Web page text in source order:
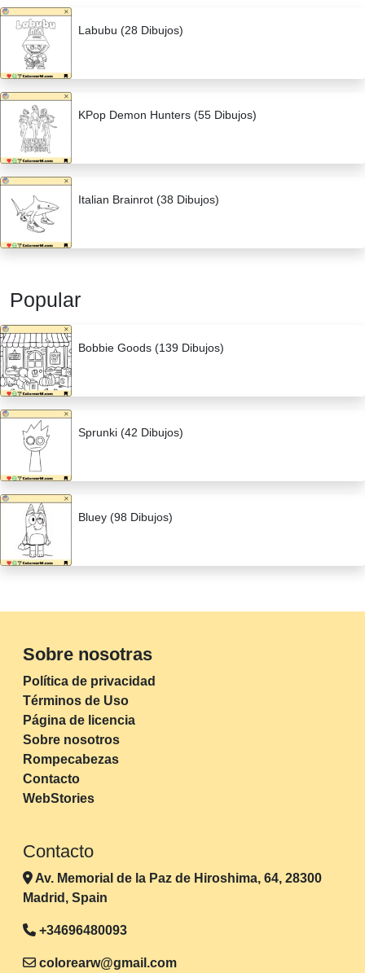
Labubu (28 Dibujos)
KPop Demon Hunters (55 Dibujos)
Italian Brainrot (38 Dibujos)
Popular
Bobbie Goods (139 Dibujos)
Sprunki (42 Dibujos)
Bluey (98 Dibujos)
Sobre nosotras
Política de privacidad
Términos de Uso
Página de licencia
Sobre nosotros
Rompecabezas
Contacto
WebStories
Contacto
Av. Memorial de la Paz de Hiroshima, 64, 28300
Madrid, Spain
+34696480093
colorearw@gmail.com